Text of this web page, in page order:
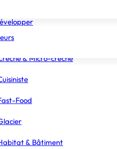
Piscines & Spas
& Micro-crèche
Food
& Bâtiment